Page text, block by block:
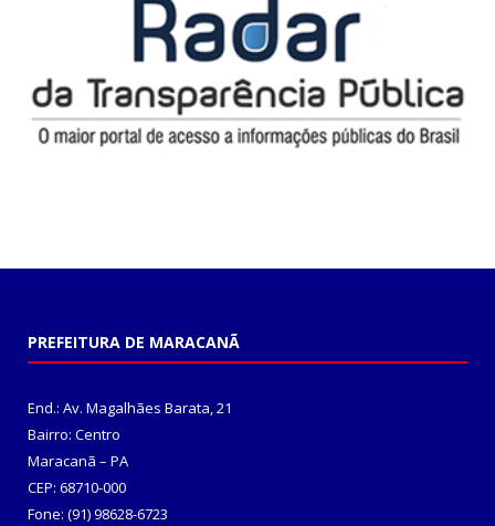
PREFEITURA DE MARACANÃ
End.: Av. Magalhães Barata, 21
Bairro: Centro
Maracanã – PA
CEP: 68710-000
Fone: (91) 98628-6723